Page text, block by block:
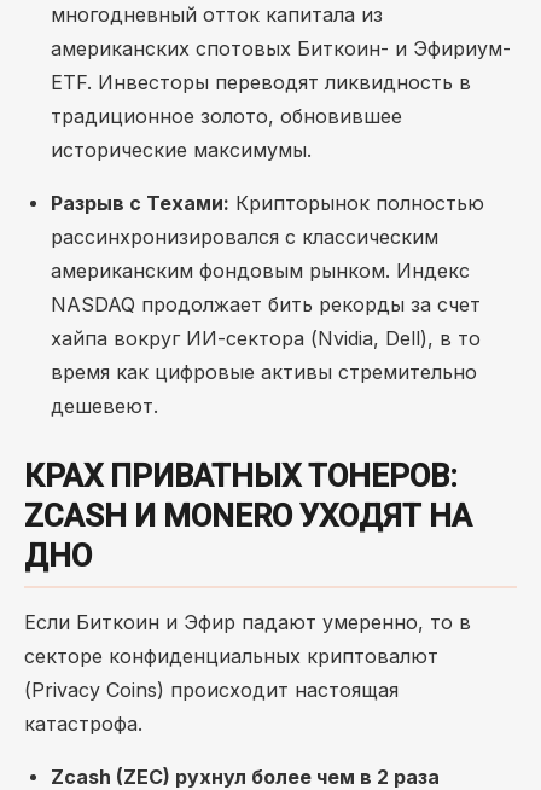
многодневный отток капитала из
американских спотовых Биткоин- и Эфириум-
ETF. Инвесторы переводят ликвидность в
традиционное золото, обновившее
исторические максимумы.
Разрыв с Техами: Крипторынок полностью
рассинхронизировался с классическим
американским фондовым рынком. Индекс
NASDAQ продолжает бить рекорды за счет
хайпа вокруг ИИ-сектора (Nvidia, Dell), в то
время как цифровые активы стремительно
дешевеют.
КРАХ ПРИВАТНЫХ ТОНЕРОВ:
ZCASH И MONERO УХОДЯТ НА
ДНО
Если Биткоин и Эфир падают умеренно, то в
секторе конфиденциальных криптовалют
(Privacy Coins) происходит настоящая
катастрофа.
Zcash (ZEC) рухнул более чем в 2 раза